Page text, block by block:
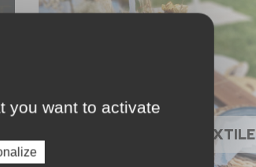
NAPPAGE ET TEXTILE
you want to activate